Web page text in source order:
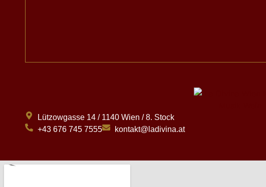
Lützowgasse 14 / 1140 Wien / 8. Stock
+43 676 745 7555
kontakt@ladivina.at